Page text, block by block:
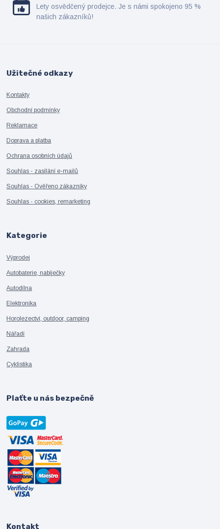
Lety osvědčený prodejce. Je s námi spokojeno 95 %
našich zákazníků!
Užitečné odkazy
Kontakty
Obchodní podmínky
Reklamace
Doprava a platba
Ochrana osobních údajů
Souhlas - zasílání e-mailů
Souhlas - Ověřeno zákazníky
Souhlas - cookies, remarketing
Kategorie
Výprodej
Autobaterie, nabíječky
Autodílna
Elektronika
Horolezectví, outdoor, camping
Nářadí
Zahrada
Cyklistika
Plaťte u nás bezpečně
Kontakt